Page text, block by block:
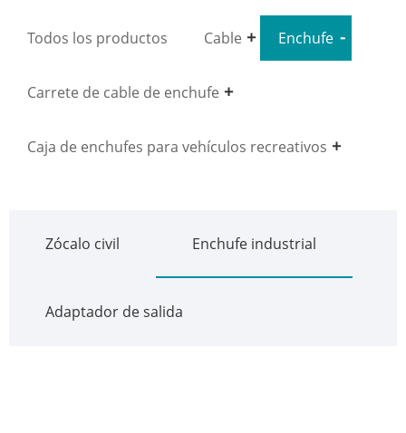
Todos los productos Cable Enchufe
Carrete de cable de enchufe
Caja de enchufes para vehículos recreativos
Zócalo civil Enchufe industrial
Adaptador de salida